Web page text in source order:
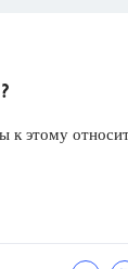
к этому